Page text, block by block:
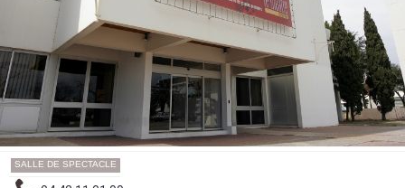
SALLE DE SPECTACLE